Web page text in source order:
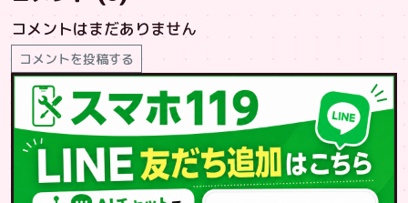
コメントはまだありません
コメントを投稿する